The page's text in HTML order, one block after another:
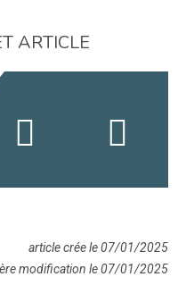
ARTICLE
article crée le 07/01/2025
modification le 07/01/2025